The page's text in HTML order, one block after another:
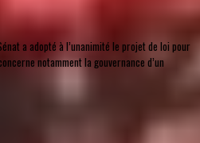
a adopté à l’unanimité le projet de loi pour
notamment la gouvernance d’un